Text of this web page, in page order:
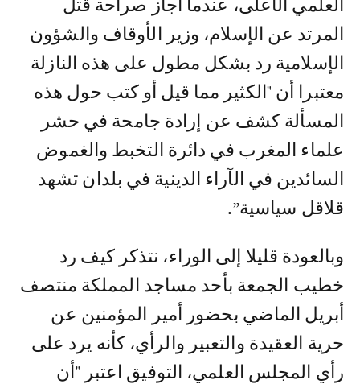
العلمي الأعلى، عندما أجاز صراحة قتل
المرتد عن الإسلام، وزير الأوقاف والشؤون
الإسلامية رد بشكل مطول على هذه النازلة
معتبرا أن "الكثير مما قيل أو كتب حول هذه
المسألة كشف عن إرادة جامحة في حشر
علماء المغرب في دائرة التخبط والغموض
السائدين في الآراء الدينية في بلدان تشهد
قلاقل سياسية”.
وبالعودة قليلا إلى الوراء، نتذكر كيف رد
خطيب الجمعة بأحد مساجد المملكة منتصف
أبريل الماضي بحضور أمير المؤمنين عن
حرية العقيدة والتعبير والرأي، كأنه يرد على
رأي المجلس العلمي، التوفيق اعتبر "أن